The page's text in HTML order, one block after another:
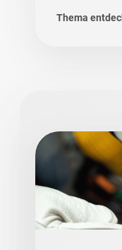
Thema